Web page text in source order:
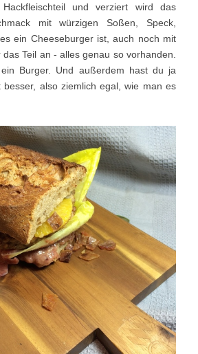
und verziert wird das
mit würzigen Soßen, Speck,
ein Cheeseburger ist, auch noch mit
Teil an - alles genau so vorhanden.
Burger. Und außerdem hast du ja
also ziemlich egal, wie man es